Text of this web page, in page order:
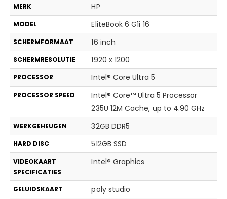
MERK HP
MODEL EliteBook 6 G1i 16
SCHERMFORMAAT 16 inch
SCHERMRESOLUTIE 1920 x 1200
PROCESSOR Intel® Core Ultra 5
PROCESSOR SPEED
Intel® Core™ Ultra 5 Processor
235U 12M Cache, up to 4.90 GHz
WERKGEHEUGEN 32GB DDR5
HARD DISC 512GB SSD
VIDEOKAART
SPECIFICATIES
Intel® Graphics
GELUIDSKAART poly studio